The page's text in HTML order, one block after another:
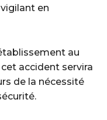
en
au
accident servira
de la nécessité